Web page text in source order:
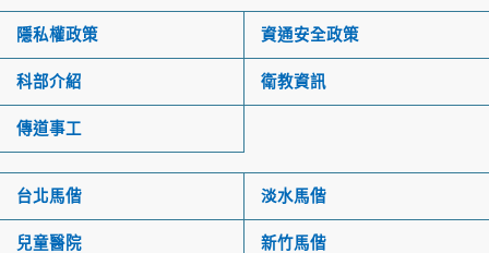
隱私權政策 資通安全政策
科部介紹 衛教資訊
傳道事工
台北馬偕 淡水馬偕
兒童醫院 新竹馬偕